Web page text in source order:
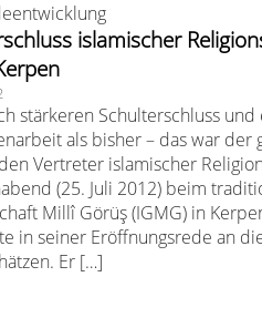
islamischer
stärkeren Schulterschluss
als bisher – das war der
Vertreter islamischer
(25. Juli 2012) beim
Millî Görüş (IGMG) in
in seiner Eröffnungsrede an
Er […]